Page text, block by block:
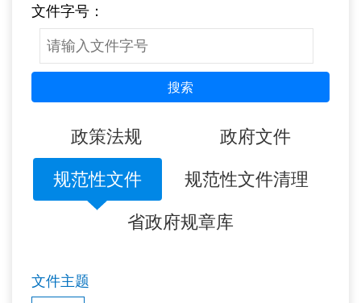
文件字号：
搜索
政策法规 政府文件
规范性文件 规范性文件清理
省政府规章库
文件主题